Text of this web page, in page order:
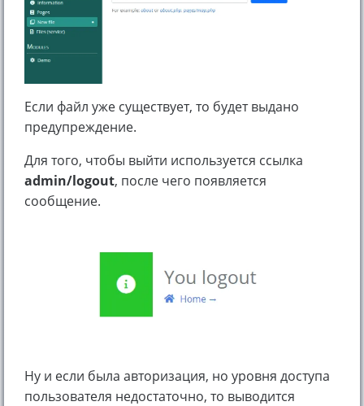
Если файл уже существует, то будет выдано
предупреждение.
Для того, чтобы выйти используется ссылка
admin/logout, после чего появляется
сообщение.
Ну и если была авторизация, но уровня доступа
пользователя недостаточно, то выводится